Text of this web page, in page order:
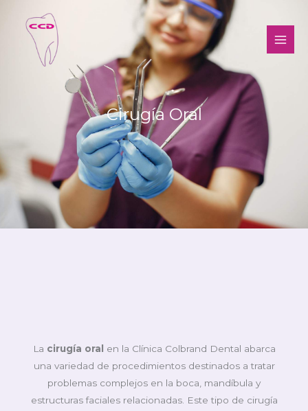
Cirugía Oral
La cirugía oral
en la Clínica Colbrand Dental abarca
una variedad de procedimientos destinados a tratar
problemas complejos en la boca, mandíbula y
estructuras faciales relacionadas. Este tipo de cirugía